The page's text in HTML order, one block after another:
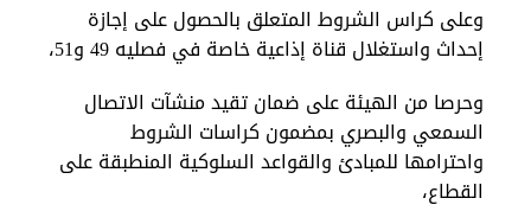
وعلى كراس الشروط المتعلق بالحصول على إجازة
إحداث واستغلال قناة إذاعية خاصة في فصليه 49 و51،
وحرصا من الهيئة على ضمان تقيد منشآت الاتصال
السمعي والبصري بمضمون كراسات الشروط
واحترامها للمبادئ والقواعد السلوكية المنطبقة على
القطاع،